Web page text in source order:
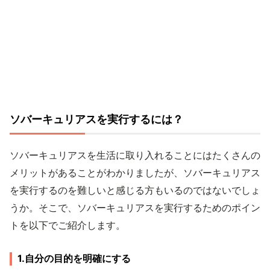
ソバーキュリアスを実行するには？
ソバーキュリアスを生活に取り入れることにはたくさんの
メリットがあることがわかりましたが、ソバーキュリアス
を実行するのを難しいと感じる方もいるのではないでしょ
うか。そこで、ソバーキュリアスを実行するためのポイン
トを以下でご紹介します。
1.自分の目的を明確にする